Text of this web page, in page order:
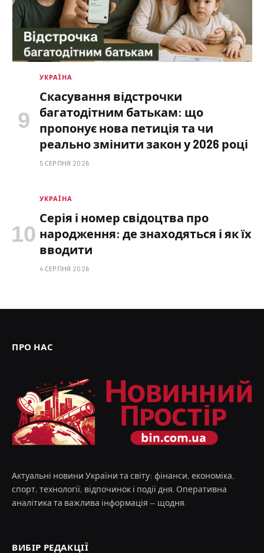
УКРАЇНА
Скасування відстрочки
багатодітним батькам: що
пропонує нова петиція та чи
реально змінити закон у 2026 році
5 СЕРПНЯ 2026
УКРАЇНА
Серія і номер свідоцтва про
народження: де знаходяться і як їх
вводити
4 СЕРПНЯ 2026
ПРО НАС
Актуальні новини України та світу: фінанси, економіка,
спорт, технології, відпочинок і події дня. Оперативна
аналітика та важлива інформація — щодня.
ВИБІР РЕДАКЦІЇ